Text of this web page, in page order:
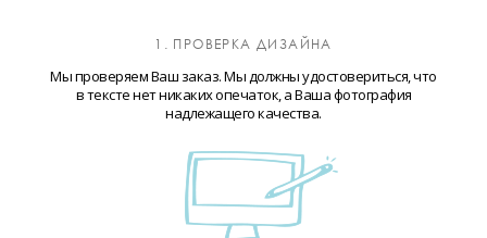
1. ПРОВЕРКА ДИЗАЙНА
Мы проверяем Ваш заказ. Мы должны удостовериться, что
в тексте нет никаких опечаток, а Ваша фотография
надлежащего качества.